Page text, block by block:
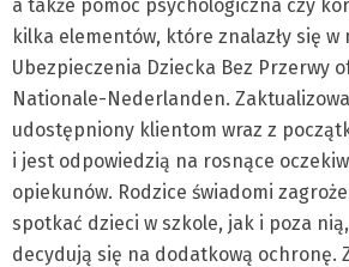
a także pomoc psychologiczna czy
kilka elementów, które znalazły się w
Ubezpieczenia Dziecka Bez Przerwy
Nationale-Nederlanden.
udostępniony klientom wraz z
i jest odpowiedzią na rosnące
opiekunów. Rodzice świadomi
spotkać dzieci w szkole, jak i poza
decydują się na dodatkową ochronę.